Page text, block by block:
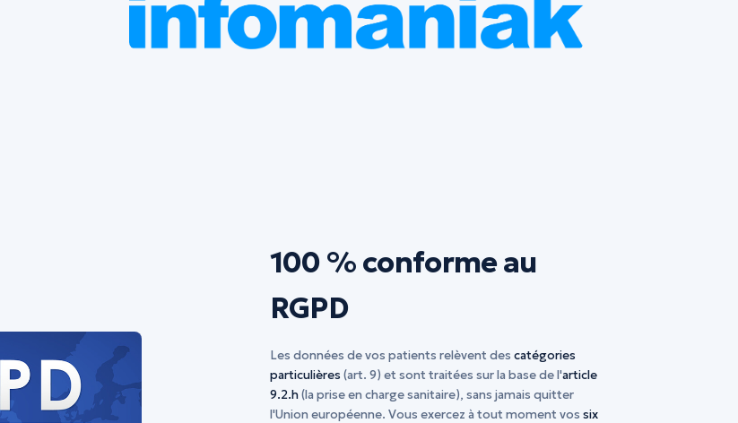
100 % conforme au
RGPD
Les données de vos patients relèvent des catégories
particulières (art. 9) et sont traitées sur la base de l'article
9.2.h(la prise en charge sanitaire), sans jamais quitter
l'Union européenne. Vous exercez à tout moment vos six